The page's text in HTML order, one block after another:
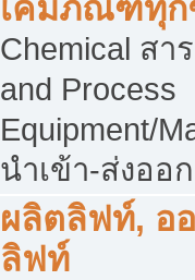
เคมีภัณฑ์ทุ
Chemical สา
and Process
Equipment/
นำเข้า-ส่งอ
ผลิตลิฟท์, อ
ลิฟท์